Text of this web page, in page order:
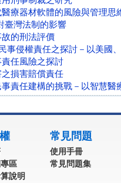
療器材軟體的風險與管理思
臺灣法制的影響
的刑法評價
事侵權責任之探討－以美國
任風險之探討
損害賠償責任
責任建構的挑戰－以智慧醫
區
說明
常見問題
使用手冊
常見問題集